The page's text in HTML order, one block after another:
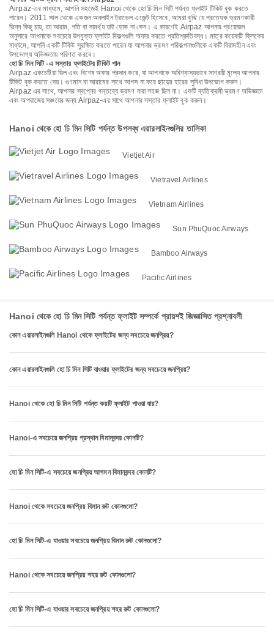
Airpaz-এর মাধ্যমে, আপনি সহজেই Hanoi থেকে হো চি মিন সিটি পর্যন্ত ফ্লাইট টিকিট বুক করতে
পারেন। 2011 সাল থেকে একজন অনলাইন ট্রাভেল এজেন্ট হিসেবে, আমরা বুঝি যে প্রত্যেক ভ্রমণকারী
ভিন্ন কিছু চায়, তা আরাম, গতি বা সামর্থ্য যাই হোক না কেন। এ কারণেই Airpaz আপনার প্রয়োজন
অনুসারে আপনাকে সবচেয়ে উপযুক্ত ফ্লাইট বিকল্পগুলি অফার করতে প্রতিশ্রুতিবদ্ধ। মাত্র কয়েকটি ক্লিকের
মাধ্যমে, আপনি একটি টিকিট সুরক্ষিত করতে পারেন যা আপনার ভ্রমণ পরিকল্পনাগুলিকে একটি বিরামহীন এবং
উপভোগ্য অভিজ্ঞতায় পরিণত করবে।
হো চি মিন সিটি -এ সস্তার ফ্লাইটের টিকিট পান
Airpaz একচেটিয়া ডিল এবং বিশেষ অফার প্রদান করে, যা আপনাকে অবিশ্বাস্যভাবে সাশ্রয়ী মূল্যে আপনার
টিকিট বুক করতে দেয়। গুণমান বা আরামের সাথে আপস না করে ছাড়ের হারের সুবিধা উপভোগ করুন।
Airpaz এর সাথে, আপনার স্বপ্নের গন্তব্যে ভ্রমণ করা সহজ ছিল না। একটি ব্যতিক্রমী ভ্রমণ অভিজ্ঞতা
এবং অপরাজেয় সঞ্চয়ের জন্য Airpaz-এর সাথে আপনার সস্তার ফ্লাইট বুক করুন।
Hanoi থেকে হো চি মিন সিটি পর্যন্ত উপলব্ধ এয়ারলাইনগুলির তালিকা
Vietjet Air
Vietravel Airlines
Vietnam Airlines
Sun PhuQuoc Airways
Bamboo Airways
Pacific Airlines
Hanoi থেকে হো চি মিন সিটি পর্যন্ত ফ্লাইট সম্পর্কে প্রায়শই জিজ্ঞাসিত প্রশ্নাবলী
কোন এয়ারলাইনগুলি Hanoi থেকে ফ্লাইটের জন্য সবচেয়ে জনপ্রিয়?
কোন এয়ারলাইনগুলি হো চি মিন সিটি যাওয়ার ফ্লাইটের জন্য সবচেয়ে জনপ্রিয়?
Hanoi থেকে হো চি মিন সিটি পর্যন্ত কয়টি ফ্লাইট পাওয়া যায়?
Hanoi-এ সবচেয়ে জনপ্রিয় প্রস্থান বিমানবন্দর কোনটি?
হো চি মিন সিটি-এ সবচেয়ে জনপ্রিয় আগমন বিমানবন্দর কোনটি?
Hanoi থেকে সবচেয়ে জনপ্রিয় বিমান রুট কোনগুলো?
হো চি মিন সিটি-এ যাওয়ার সবচেয়ে জনপ্রিয় বিমান রুট কোনগুলো?
Hanoi থেকে সবচেয়ে জনপ্রিয় শহর রুট কোনগুলো?
হো চি মিন সিটি-এ যাওয়ার সবচেয়ে জনপ্রিয় শহর রুট কোনগুলো?